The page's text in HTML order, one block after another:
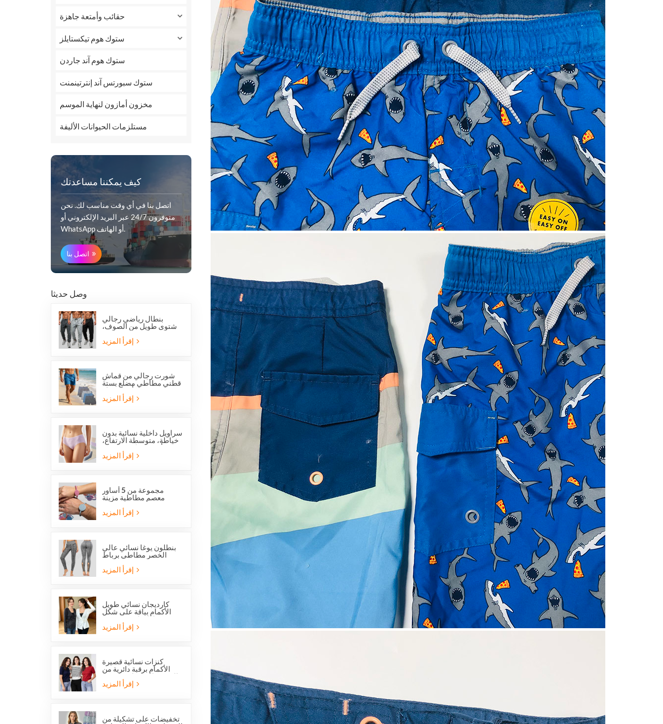
حقائب وأمتعة جاهزة
ستوك هوم تيكستايلز
ستوك هوم آند جاردن
ستوك سبورتس آند إنترتينمنت
مخزون أمازون لنهاية الموسم
مستلزمات الحيوانات الأليفة
كيف يمكننا مساعدتك
اتصل بنا في أي وقت مناسب لك. نحن
متوفرون 24/7 عبر البريد الإلكتروني أو
WhatsApp أو الهاتف.
اتصل بنا
وصل حديثا
بنطال رياضي رجالي
شتوي طويل من الصوف،
بقصة عادية، من
أوفرستوك، مناسب للجري
والجري.
شورت رجالي من قماش
قطني مطاطي مضلع بستة
جيوب من أوفرستوك
سراويل داخلية نسائية بدون
خياطة، متوسطة الارتفاع،
من أوفرستوك، مصنوعة
من قماش يسمح بمرور
الهواء، لطيفة على البشرة،
مجموعة من 5 أساور
معصم مطاطية مزينة
بالخرز تحمل صورة
القديس بنديكت الكاثوليكي
وميدالية المعجزة
بنطلون يوغا نسائي عالي
الخصر مطاطي برباط
متقاطع وفتحات شبكية من
ستوكلوت
كارديجان نسائي طويل
الأكمام بياقة على شكل
حرف V مع رباط جانبي
أمامي
كنزات نسائية قصيرة
الأكمام برقبة دائرية من
الصوف المحبوك، متوفرة
تخفيضات على تشكيلة من